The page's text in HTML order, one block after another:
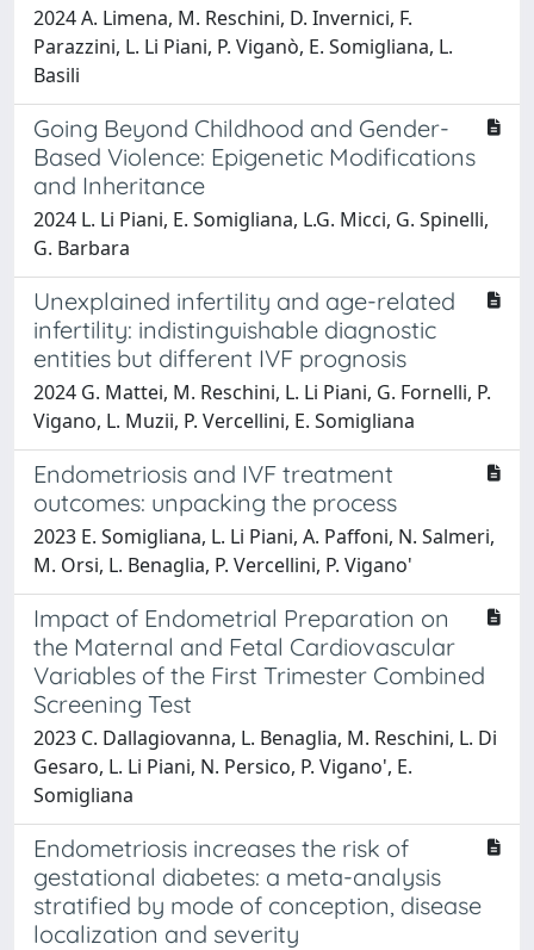
2024 A. Limena, M. Reschini, D. Invernici, F.
Parazzini, L. Li Piani, P. Viganò, E. Somigliana, L.
Basili
Going Beyond Childhood and Gender-
Based Violence: Epigenetic Modifications
and Inheritance
2024 L. Li Piani, E. Somigliana, L.G. Micci, G. Spinelli,
G. Barbara
Unexplained infertility and age-related
infertility: indistinguishable diagnostic
entities but different IVF prognosis
2024 G. Mattei, M. Reschini, L. Li Piani, G. Fornelli, P.
Vigano, L. Muzii, P. Vercellini, E. Somigliana
Endometriosis and IVF treatment
outcomes: unpacking the process
2023 E. Somigliana, L. Li Piani, A. Paffoni, N. Salmeri,
M. Orsi, L. Benaglia, P. Vercellini, P. Vigano'
Impact of Endometrial Preparation on
the Maternal and Fetal Cardiovascular
Variables of the First Trimester Combined
Screening Test
2023 C. Dallagiovanna, L. Benaglia, M. Reschini, L. Di
Gesaro, L. Li Piani, N. Persico, P. Vigano', E.
Somigliana
Endometriosis increases the risk of
gestational diabetes: a meta-analysis
stratified by mode of conception, disease
localization and severity